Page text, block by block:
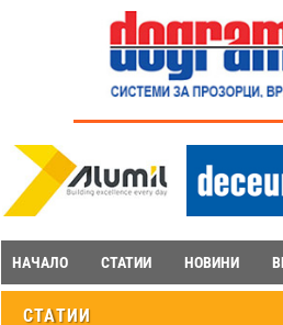
НАЧАЛО СТАТИИ НОВИНИ
СТАТИИ